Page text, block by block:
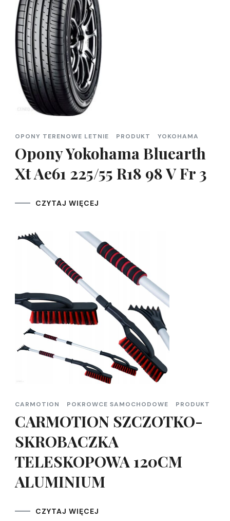
OPONY TERENOWE LETNIE PRODUKT YOKOHAMA
Opony Yokohama Bluearth
Xt Ae61 225/55 R18 98 V Fr 3
CZYTAJ WIĘCEJ
CARMOTION POKROWCE SAMOCHODOWE PRODUKT
CARMOTION SZCZOTKO-
SKROBACZKA
TELESKOPOWA 120CM
ALUMINIUM
CZYTAJ WIĘCEJ